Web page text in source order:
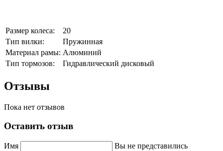
Размер колеса:
20
Тип вилки:
Пружинная
Материал рамы: Алюминий
Тип тормозов:
Гидравлический дисковый
Отзывы
Пока нет отзывов
Оставить отзыв
Имя
Вы не представились